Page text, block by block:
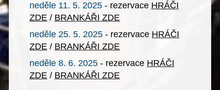
neděle 11. 5. 2025 - rezervace HRÁČI
ZDE / BRANKÁŘI ZDE
neděle 25. 5. 2025 - rezervace HRÁČI
ZDE / BRANKÁŘI ZDE
neděle 8. 6. 2025 - rezervace HRÁČI
ZDE / BRANKÁŘI ZDE